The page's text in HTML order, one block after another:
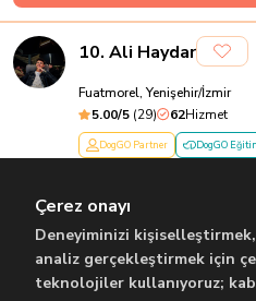
10. Ali Haydar
Fuatmorel, Yenişehir/İzmir
5.00/5 (29) 62Hizmet
DogGO Partner DogGO
geçirmeyi, oyun oynamayı ve...
Son Aktiflik: 17 Temmuz
Ali İLE
Çerez onayı
Deneyiminizi
analiz gerçekleştirmek için
teknolojiler kullanıyoruz;